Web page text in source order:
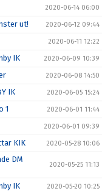
2020-06-14 06:00
ut! 2020-06-12 09:44
2020-06-11 12:22
IK 2020-06-09 10:39
2020-06-08 14:50
IK 2020-06-05 15:24
1 2020-06-01 11:44
2020-06-01 09:39
KIK 2020-05-28 10:06
DM
2020-05-25 11:13
IK 2020-05-20 10:25